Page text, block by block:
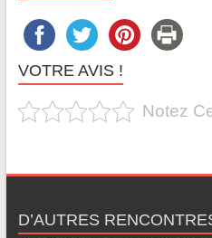
VOTRE AVIS !
Notez
D’AUTRES